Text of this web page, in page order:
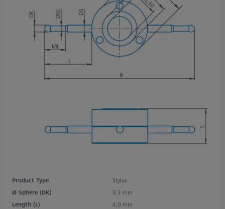
Product Type
Stylus
Ø Sphere (DK)
0,3 mm
Length (L)
4,0 mm